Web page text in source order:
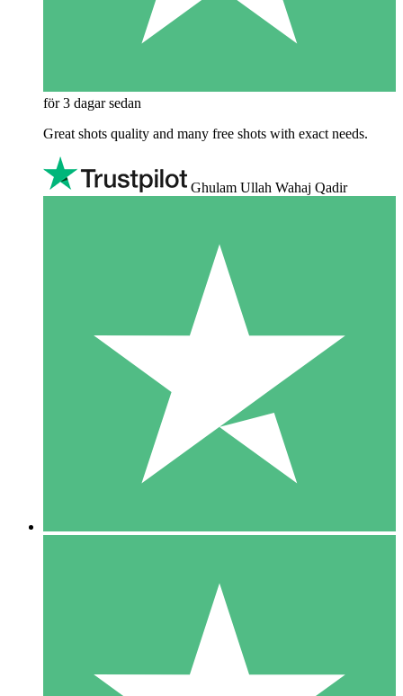
för 3 dagar sedan
Great shots quality and many free shots with exact needs.
Ghulam Ullah Wahaj Qadir